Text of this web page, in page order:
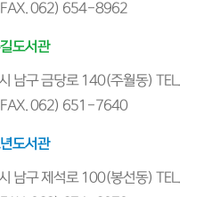
062) 654-8962
도서관
남구 금당로 140(주월동) TEL.
062) 651-7640
도서관
남구 제석로 100(봉선동) TEL.